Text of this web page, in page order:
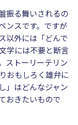
振る舞いされるの
ンスです。ですが
以外には「どんで
学には不要と断言
ストーリーテリン
おもしろく雄弁に
」はどんなジャン
おきたいもので